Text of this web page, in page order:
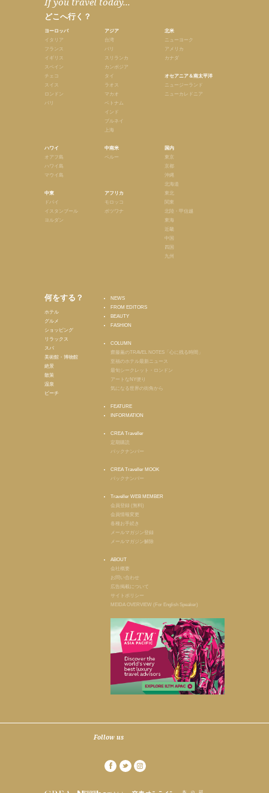
どこへ行く？
ヨーロッパ
イタリア
フランス
イギリス
スペイン
チェコ
スイス
ロンドン
パリ
ハワイ
オアフ島
ハワイ島
マウイ島
中東
ドバイ
イスタンブール
ヨルダン
アジア
台湾
バリ
スリランカ
カンボジア
タイ
ラオス
マカオ
ベトナム
インド
ブルネイ
上海
中南米
ペルー
アフリカ
モロッコ
ボツワナ
北米
ニューヨーク
アメリカ
カナダ
オセアニア＆南太平洋
ニュージーランド
ニューカレドニア
国内
東京
京都
沖縄
北海道
東北
関東
北陸・甲信越
東海
近畿
中国
四国
九州
何をする？
ホテル
グルメ
ショッピング
リラックス
スパ
美術館・博物館
絶景
散策
温泉
ビーチ
NEWS
FROM EDITORS
BEAUTY
FASHION
COLUMN
齋藤薫のTRAVEL NOTES「心に残る時間」
至福のホテル最新ニュース
最旬シークレット・ロンドン
アートなNY便り
気になる世界の街角から
FEATURE
INFORMATION
CREA Traveller
定期購読
バックナンバー
CREA Traveller MOOK
バックナンバー
Traveller WEB MEMBER
会員登録 (無料)
会員情報変更
各種お手続き
メールマガジン登録
メールマガジン解除
ABOUT
会社概要
お問い合わせ
広告掲載について
サイトポリシー
MEIDA OVERVIEW (For English Speaker)
Follow us